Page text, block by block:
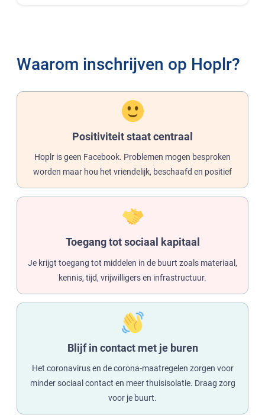
Waarom inschrijven op Hoplr?
Positiviteit staat centraal
Hoplr is geen Facebook. Problemen mogen besproken
worden maar hou het vriendelijk, beschaafd en positief
Toegang tot sociaal kapitaal
Je krijgt toegang tot middelen in de buurt zoals materiaal,
kennis, tijd, vrijwilligers en infrastructuur.
Blijf in contact met je buren
Het coronavirus en de corona-maatregelen zorgen voor
minder sociaal contact en meer thuisisolatie. Draag zorg
voor je buurt.